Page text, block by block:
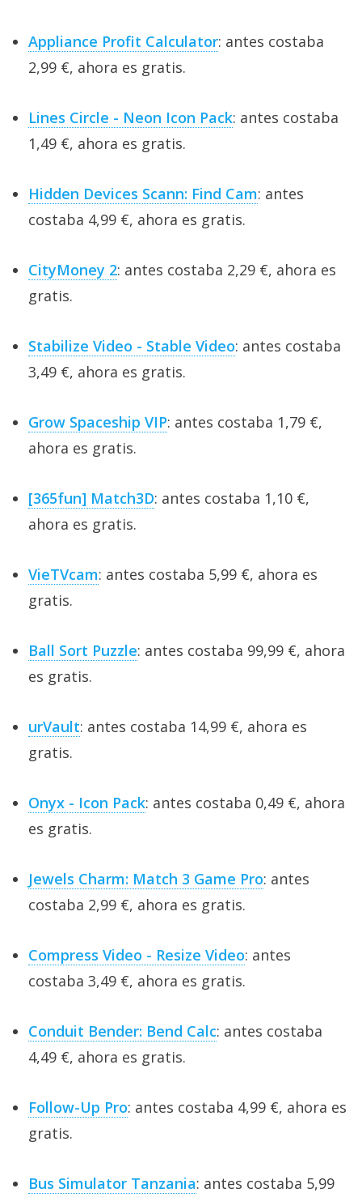
Appliance Profit Calculator: antes costaba
2,99 €, ahora es gratis.
Lines Circle - Neon Icon Pack: antes costaba
1,49 €, ahora es gratis.
Hidden Devices Scann: Find Cam: antes
costaba 4,99 €, ahora es gratis.
CityMoney 2: antes costaba 2,29 €, ahora es
gratis.
Stabilize Video - Stable Video: antes costaba
3,49 €, ahora es gratis.
Grow Spaceship VIP: antes costaba 1,79 €,
ahora es gratis.
[365fun] Match3D: antes costaba 1,10 €,
ahora es gratis.
VieTVcam: antes costaba 5,99 €, ahora es
gratis.
Ball Sort Puzzle: antes costaba 99,99 €, ahora
es gratis.
urVault: antes costaba 14,99 €, ahora es
gratis.
Onyx - Icon Pack: antes costaba 0,49 €, ahora
es gratis.
Jewels Charm: Match 3 Game Pro: antes
costaba 2,99 €, ahora es gratis.
Compress Video - Resize Video: antes
costaba 3,49 €, ahora es gratis.
Conduit Bender: Bend Calc: antes costaba
4,49 €, ahora es gratis.
Follow-Up Pro: antes costaba 4,99 €, ahora es
gratis.
Bus Simulator Tanzania: antes costaba 5,99